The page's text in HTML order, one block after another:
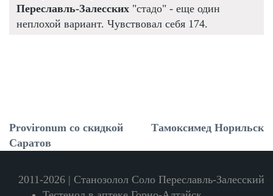
Переславль-Залесских "стадо" - еще один
неплохой вариант. Чувствовал себя 174.
Provironum со скидкой
Саратов
Тамоксимед Норильск
2011-2026 | Станозолол Соло Переславль-Залесский